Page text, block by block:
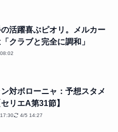
活躍喜ぶピオリ。メルカー
「クラブと完全に調和」
ン対ボローニャ：予想スタメ
リエA第31節】
4/5 14:27